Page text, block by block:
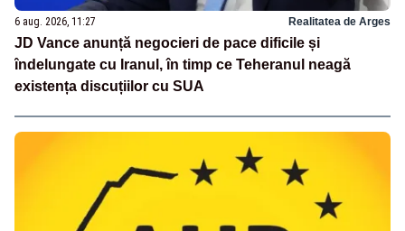
6 aug. 2026, 11:27 Realitatea de Arges
JD Vance anunță negocieri de pace dificile și
îndelungate cu Iranul, în timp ce Teheranul neagă
existența discuțiilor cu SUA